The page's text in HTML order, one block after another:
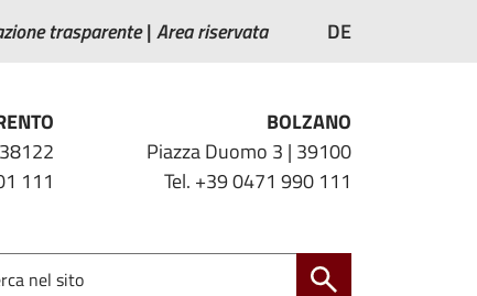
trasparente Area riservata DE
111
BOLZANO
Piazza Duomo 3 | 39100
Tel. +39 0471 990 111